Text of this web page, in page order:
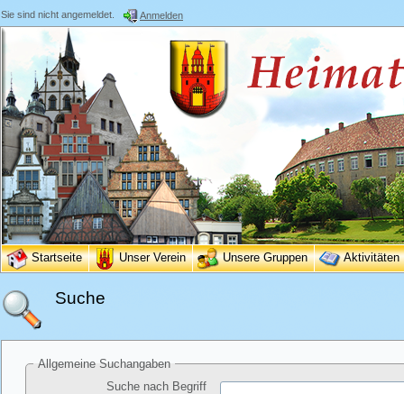
Sie sind nicht angemeldet. Anmelden
Startseite Unser Verein Unsere Gruppen Aktivitäten
Suche
Allgemeine Suchangaben
Suche nach Begriff